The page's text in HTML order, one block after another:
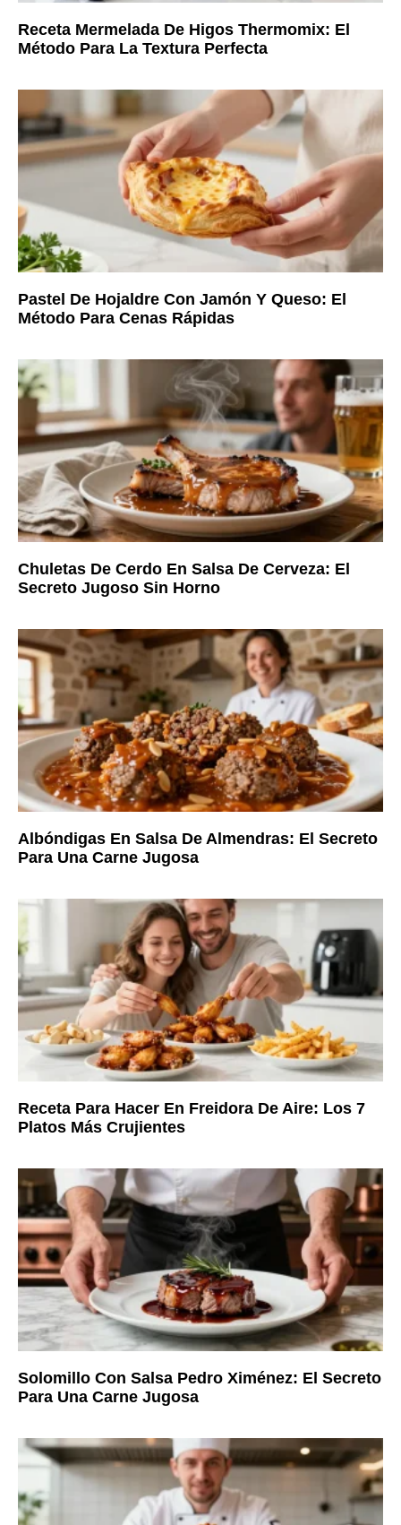
Receta Mermelada De Higos Thermomix: El
Método Para La Textura Perfecta
Pastel De Hojaldre Con Jamón Y Queso: El
Método Para Cenas Rápidas
Chuletas De Cerdo En Salsa De Cerveza: El
Secreto Jugoso Sin Horno
Albóndigas En Salsa De Almendras: El Secreto
Para Una Carne Jugosa
Receta Para Hacer En Freidora De Aire: Los 7
Platos Más Crujientes
Solomillo Con Salsa Pedro Ximénez: El Secreto
Para Una Carne Jugosa